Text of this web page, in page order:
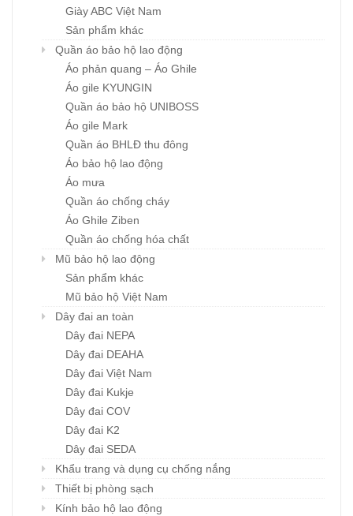
Giày ABC Việt Nam
Sản phẩm khác
Quần áo bảo hộ lao động
Áo phản quang – Áo Ghile
Áo gile KYUNGIN
Quần áo bảo hộ UNIBOSS
Áo gile Mark
Quần áo BHLĐ thu đông
Áo bảo hộ lao động
Áo mưa
Quần áo chống cháy
Áo Ghile Ziben
Quần áo chống hóa chất
Mũ bảo hộ lao động
Sản phẩm khác
Mũ bảo hộ Việt Nam
Dây đai an toàn
Dây đai NEPA
Dây đai DEAHA
Dây đai Việt Nam
Dây đai Kukje
Dây đai COV
Dây đai K2
Dây đai SEDA
Khẩu trang và dụng cụ chống nắng
Thiết bị phòng sạch
Kính bảo hộ lao động